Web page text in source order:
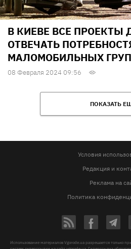
В КИЕВЕ ВСЕ
ОТВЕЧАТЬ
МАЛОМОБИЛЬНЫХ
08 Февраля 2024 09:56
ПОКАЗАТЬ
Условия
Редакция и
Реклама на
Политика
Использование материалов Vgorode.ua разрешается только